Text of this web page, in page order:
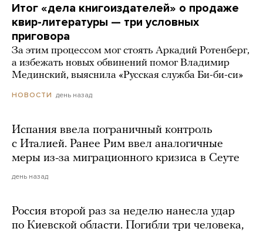
Итог «дела книгоиздателей» о продаже
квир-литературы — три условных
приговора
За этим процессом мог стоять Аркадий Ротенберг,
а избежать новых обвинений помог Владимир
Мединский, выяснила «Русская служба Би-би-си»
НОВОСТИ день назад
Испания ввела пограничный контроль
с Италией. Ранее Рим ввел аналогичные
меры из-за миграционного кризиса в Сеуте
день назад
Россия второй раз за неделю нанесла удар
по Киевской области. Погибли три человека,